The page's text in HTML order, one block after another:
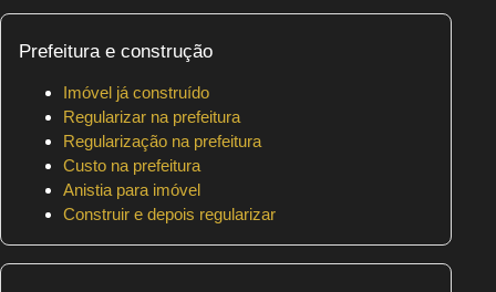
Prefeitura e construção
Imóvel já construído
Regularizar na prefeitura
Regularização na prefeitura
Custo na prefeitura
Anistia para imóvel
Construir e depois regularizar